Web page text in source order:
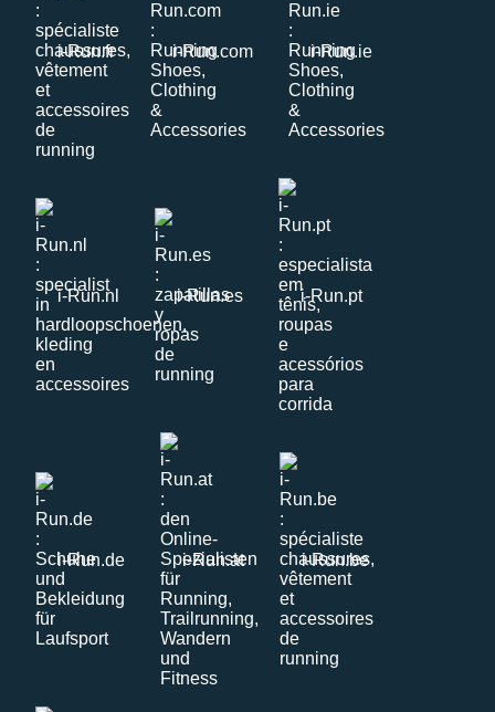
i-Run.fr i-Run.com i-Run.ie
i-Run.nl i-Run.es i-Run.pt
i-Run.de i-Run.at i-Run.be